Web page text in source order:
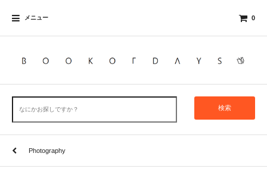
メニュー 0
検索
Photography